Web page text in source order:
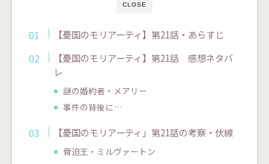
CLOSE
【憂国のモリアーティ】第21話・あらすじ
【憂国のモリアーティ】第21話 感想ネタバ
レ
謎の婚約者・メアリー
事件の背後に…
【憂国のモリアーティ」第21話の考察・伏線
脅迫王・ミルヴァートン